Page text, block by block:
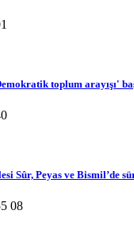
toplum arayışı'
Sûr, Peyas ve Bismil’de
08